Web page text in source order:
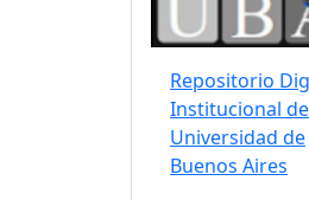
Repositorio
Institucional
Universidad de
Buenos Aires